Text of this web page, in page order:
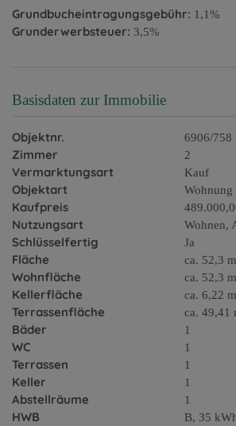
Grundbucheintragungsgebühr: 1,1%
Grunderwerbsteuer: 3,5%
Basisdaten zur Immobilie
Objektnr. 6906/758
Zimmer 2
Vermarktungsart Kauf
Objektart Wohnung
Kaufpreis
Nutzungsart Wohnen
Schlüsselfertig Ja
Fläche ca. 52,3
Wohnfläche ca. 52,3
Kellerfläche ca. 6,22
Terrassenfläche ca. 49,41
Bäder 1
WC 1
Terrassen 1
Keller 1
Abstellräume 1
HWB B, 35